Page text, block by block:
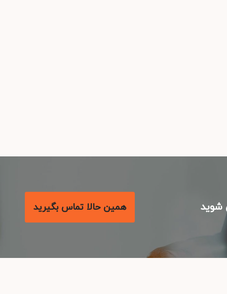
همین حالا تماس بگیرید